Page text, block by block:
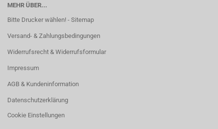
MEHR ÜBER...
Bitte Drucker wählen! - Sitemap
Versand- & Zahlungsbedingungen
Widerrufsrecht & Widerrufsformular
Impressum
AGB & Kundeninformation
Datenschutzerklärung
Cookie Einstellungen